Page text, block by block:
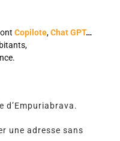
Copilote,Chat GPT…
d’Empuriabrava.
une adresse sans